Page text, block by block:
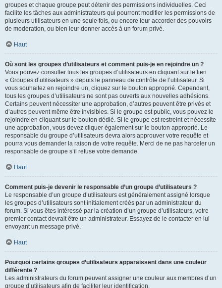
groupes et chaque groupe peut détenir des permissions individuelles. Ceci
facilite les tâches aux administrateurs qui pourront modifier les permissions de
plusieurs utilisateurs en une seule fois, ou encore leur accorder des pouvoirs
de modération, ou bien leur donner accès à un forum privé.
Haut
Où sont les groupes d’utilisateurs et comment puis-je en rejoindre un ?
Vous pouvez consulter tous les groupes d’utilisateurs en cliquant sur le lien
« Groupes d’utilisateurs » depuis le panneau de contrôle de l’utilisateur. Si
vous souhaitez en rejoindre un, cliquez sur le bouton approprié. Cependant,
tous les groupes d’utilisateurs ne sont pas ouverts aux nouvelles adhésions.
Certains peuvent nécessiter une approbation, d’autres peuvent être privés et
d’autres peuvent même être invisibles. Si le groupe est public, vous pouvez le
rejoindre en cliquant sur le bouton dédié. Si le groupe est restreint et nécessite
une approbation, vous devez cliquer également sur le bouton approprié. Le
responsable du groupe d’utilisateurs devra alors approuver votre requête et
pourra vous demander la raison de votre requête. Merci de ne pas harceler un
responsable de groupe s’il refuse votre demande.
Haut
Comment puis-je devenir le responsable d’un groupe d’utilisateurs ?
Le responsable d’un groupe d’utilisateurs est généralement assigné lorsque
les groupes d’utilisateurs sont initialement créés par un administrateur du
forum. Si vous êtes intéressé par la création d’un groupe d’utilisateurs, votre
premier contact devrait être un administrateur. Essayez de le contacter en lui
envoyant un message privé.
Haut
Pourquoi certains groupes d’utilisateurs apparaissent dans une couleur
différente ?
Les administrateurs du forum peuvent assigner une couleur aux membres d’un
groupe d’utilisateurs afin de faciliter leur identification.